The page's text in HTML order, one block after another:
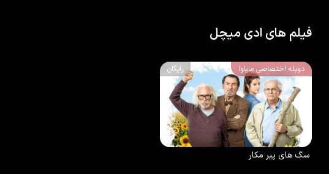
فیلم های ادی میچل
دوبله اختصاصی مایاوا رایگان
2018
6.1/10
سگ های پیر مکار